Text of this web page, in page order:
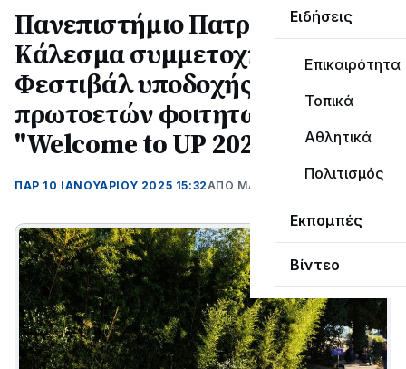
Ειδήσεις
Επικαιρότητα
Τοπικά
Αθλητικά
Πολιτισμός
Εκπομπές
Βίντεο
Πανεπιστήμιο Πατρών:
Κάλεσμα συμμετοχής στο
Φεστιβάλ υποδοχής
πρωτοετών φοιτητών/τριών
"Welcome to UP 2025"
ΠΑΡ 10 ΙΑΝΟΥΑΡΊΟΥ 2025 15:32ΑΠΌ ΜΑΝΤΩ ΚΑΠΕΝΤΖΩΝΗ